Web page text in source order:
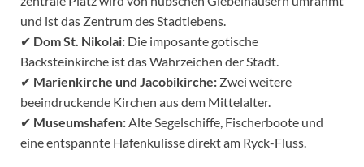
und ist das Zentrum des Stadtlebens.
✔ Dom St. Nikolai: Die imposante gotische
Backsteinkirche ist das Wahrzeichen der Stadt.
✔ Marienkirche und Jacobikirche: Zwei weitere
beeindruckende Kirchen aus dem Mittelalter.
✔ Museumshafen:Alte Segelschiffe, Fischerboote und
eine entspannte Hafenkulisse direkt am Ryck-Fluss.